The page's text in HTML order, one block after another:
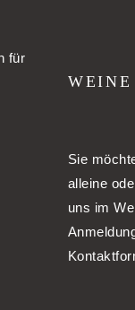
für
WEINE
Sie
alleine
uns im